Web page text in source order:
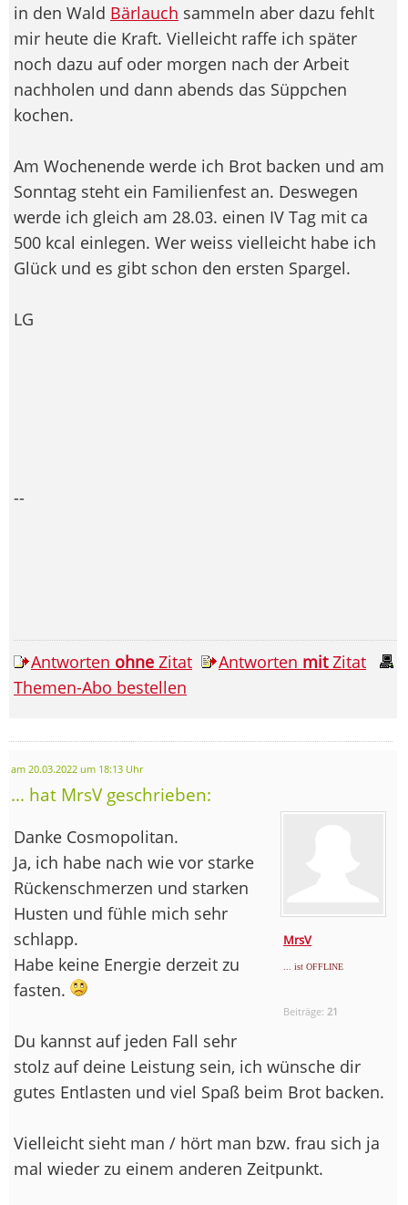
in den Wald Bärlauch sammeln aber dazu fehlt
mir heute die Kraft. Vielleicht raffe ich später
noch dazu auf oder morgen nach der Arbeit
nachholen und dann abends das Süppchen
kochen.
Am Wochenende werde ich Brot backen und am
Sonntag steht ein Familienfest an. Deswegen
werde ich gleich am 28.03. einen IV Tag mit ca
500 kcal einlegen. Wer weiss vielleicht habe ich
Glück und es gibt schon den ersten Spargel.
LG
--
Antworten ohne Zitat Antworten mitZitat
Themen-Abo bestellen
am 20.03.2022 um 18:13 Uhr
... hat MrsV geschrieben:
MrsV
... ist OFFLINE
Beiträge: 21
Danke Cosmopolitan.
Ja, ich habe nach wie vor starke
Rückenschmerzen und starken
Husten und fühle mich sehr
schlapp.
Habe keine Energie derzeit zu
fasten.
Du kannst auf jeden Fall sehr
stolz auf deine Leistung sein, ich wünsche dir
gutes Entlasten und viel Spaß beim Brot backen.
Vielleicht sieht man / hört man bzw. frau sich ja
mal wieder zu einem anderen Zeitpunkt.